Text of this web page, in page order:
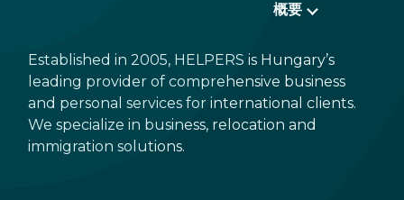
概要
Established in 2005, HELPERS is Hungary’s
leading provider of comprehensive business
and personal services for international clients.
We specialize in business, relocation and
immigration solutions.